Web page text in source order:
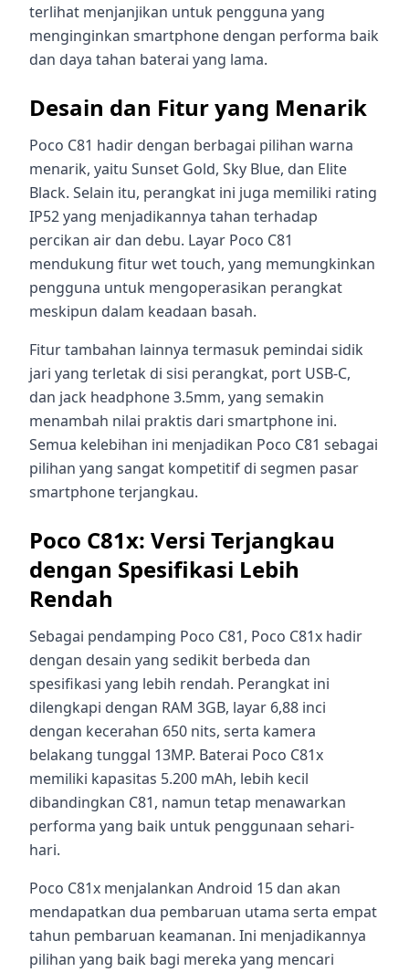
terlihat menjanjikan untuk pengguna yang
menginginkan smartphone dengan performa baik
dan daya tahan baterai yang lama.
Desain dan Fitur yang Menarik
Poco C81 hadir dengan berbagai pilihan warna
menarik, yaitu Sunset Gold, Sky Blue, dan Elite
Black. Selain itu, perangkat ini juga memiliki rating
IP52 yang menjadikannya tahan terhadap
percikan air dan debu. Layar Poco C81
mendukung fitur wet touch, yang memungkinkan
pengguna untuk mengoperasikan perangkat
meskipun dalam keadaan basah.
Fitur tambahan lainnya termasuk pemindai sidik
jari yang terletak di sisi perangkat, port USB-C,
dan jack headphone 3.5mm, yang semakin
menambah nilai praktis dari smartphone ini.
Semua kelebihan ini menjadikan Poco C81 sebagai
pilihan yang sangat kompetitif di segmen pasar
smartphone terjangkau.
Poco C81x: Versi Terjangkau
dengan Spesifikasi Lebih
Rendah
Sebagai pendamping Poco C81, Poco C81x hadir
dengan desain yang sedikit berbeda dan
spesifikasi yang lebih rendah. Perangkat ini
dilengkapi dengan RAM 3GB, layar 6,88 inci
dengan kecerahan 650 nits, serta kamera
belakang tunggal 13MP. Baterai Poco C81x
memiliki kapasitas 5.200 mAh, lebih kecil
dibandingkan C81, namun tetap menawarkan
performa yang baik untuk penggunaan sehari-
hari.
Poco C81x menjalankan Android 15 dan akan
mendapatkan dua pembaruan utama serta empat
tahun pembaruan keamanan. Ini menjadikannya
pilihan yang baik bagi mereka yang mencari